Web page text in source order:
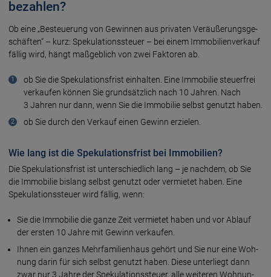
bezahlen?
Ob eine „Besteue­rung von Gewin­nen aus priva­ten Ver­äuße­rungs­ge­
schäf­ten“ – kurz: Spekula­tions­steuer – bei einem Immo­bilien­verkauf
fäl­lig wird, hängt maß­geb­lich von zwei Fakto­ren ab.
ob Sie die Spekulations­frist ein­hal­ten. Eine Immo­bi­lie steuer­frei
ver­kau­fen kön­nen Sie grund­sätz­lich nach 10 Jah­ren. Nach
3 Jah­ren nur dann, wenn Sie die Immo­bilie selbst genutzt ha­ben.
ob Sie durch den Ver­kauf einen Gewinn erzie­len.
Wie lang ist die Spekulationsfrist bei Immobilien?
Die Spekulations­frist ist unter­schied­lich lang – je nach­dem, ob Sie
die Immo­bilie bis­lang selbst genutzt oder vermie­tet ha­ben. Eine
Spekulations­steuer wird fäl­lig, wenn:
Sie die Immo­bilie die ganze Zeit vermie­tet haben und vor Ab­lauf
der ersten 10 Jahre mit Gewinn ver­kau­fen.
Ihnen ein gan­zes Mehr­familien­haus ge­hört und Sie nur eine Woh­
nung darin für sich selbst ge­nutzt ha­ben. Diese unter­liegt dann
zwar nur 3 Jah­re der Spekula­tions­steuer, alle weite­ren Woh­nun­